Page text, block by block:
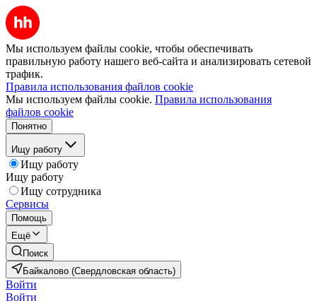
Мы используем файлы cookie, чтобы обеспечивать
правильную работу нашего веб-сайта и анализировать сетевой
трафик.
Правила использования файлов cookie
Мы используем файлы cookie. Правила использования
файлов cookie
Понятно
Ищу работу
Ищу работу
Ищу работу
Ищу сотрудника
Сервисы
Помощь
Ещё
Поиск
Байкалово (Свердловская область)
Войти
Войти